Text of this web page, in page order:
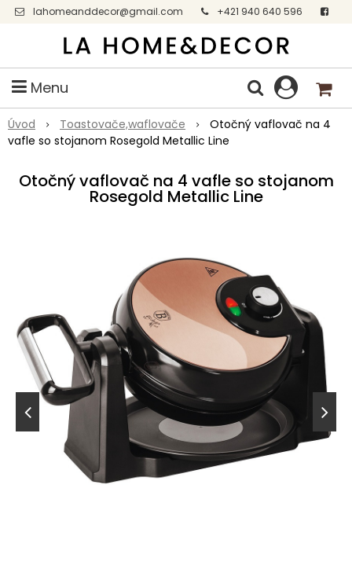
lahomeanddecor@gmail.com
+421 940 640 596
Facebook
Menu
Úvod Toastovače,waflovače
Otočný vaflovač na 4
vafle so stojanom Rosegold Metallic Line
Otočný vaflovač na 4 vafle so stojanom
Rosegold Metallic Line